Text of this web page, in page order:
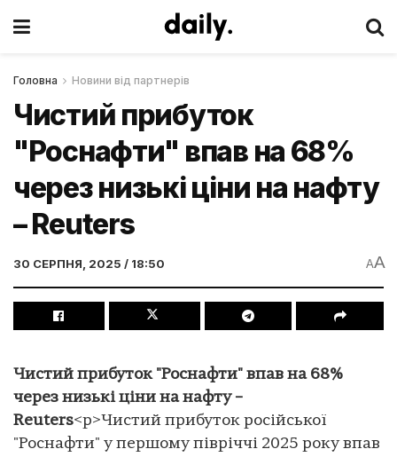
Головна Новини від партнерів
Чистий прибуток
"Роснaфти" впав на 68%
через низькі ціни на нафту
– Reuters
30 СЕРПНЯ, 2025 / 18:50 AA
Чистий прибуток "Роснaфти" впав на 68%
через низькі ціни на нафту –
Reuters<p>Чистий прибуток російської
"Роснафти" у першому півріччі 2025 року впав